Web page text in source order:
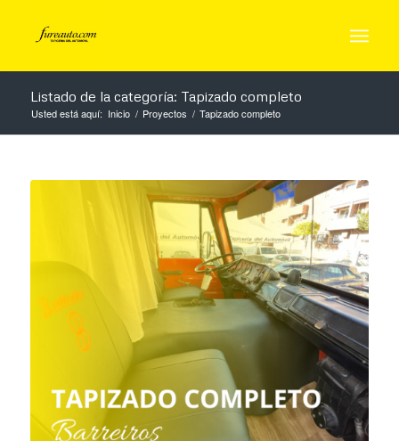
Listado de la categoría: Tapizado completo
Usted está aquí: Inicio / Proyectos / Tapizado completo